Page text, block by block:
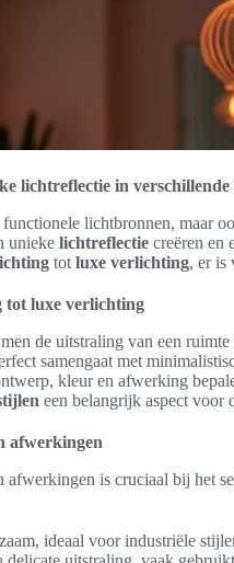
lichtreflectie in verschillende
lichtbronnen, maar
unieke lichtreflectie creëren en
tot luxe verlichting, er is
tot luxe verlichting
de uitstraling van een
samengaat met
kleur en afwerking
een belangrijk aspect voor
afwerkingen
afwerkingen is cruciaal bij het
ideaal voor industriële